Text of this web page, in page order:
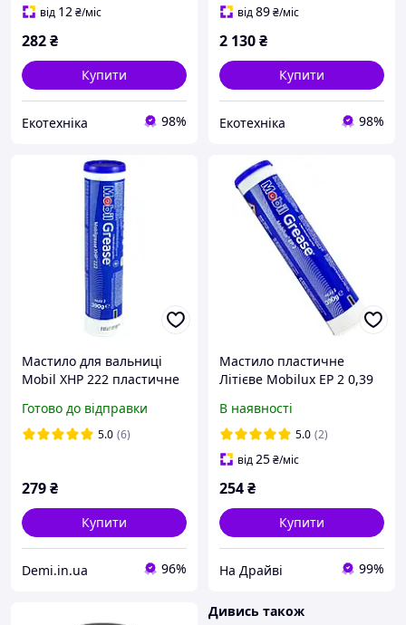
від 12₴/міс
282₴
Купити
Екотехніка 98%
від89₴/міс
2 130₴
Купити
Екотехніка 98%
Мастило для вальниці
Mobil XHP 222 пластичне
Готово до відправки
5.0 (6)
279₴
Купити
Demi.in.ua 96%
Мастило пластичне
Літієве Mobilux EP 2 0,39
В наявності
5.0 (2)
від25₴/міс
254₴
Купити
На Драйві 99%
Дивись також